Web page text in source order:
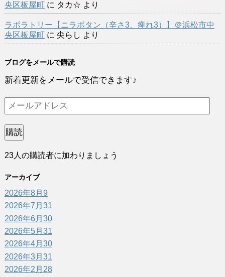
央区板屋町
に タカ☆ より
ラボラトリー【ニラボタン（辛さ3、痺れ3）】＠浜松市中
央区板屋町に 尖らし より
ブログをメールで購読
新着更新をメールで受信できます♪
メ
ー
ル
ド
レ
ス
購読
23人の購読者に加わりましょう
アーカイブ
2026年8月 9
2026年7月 31
2026年6月 30
2026年5月 31
2026年4月 30
2026年3月 31
2026年2月 28